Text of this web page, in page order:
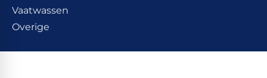
Vaatwassen
Overige